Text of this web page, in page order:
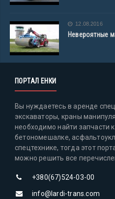
12.08.2016
Невероятные
ПОРТАЛ ЕНКИ
Вы нуждаетесь в аренде
экскаваторы, краны
необходимо найти запчасти
бетономешалке,
спецтехнике, тогда этот
можно решить все
+380(67)524-03-00
info@lardi-trans.com